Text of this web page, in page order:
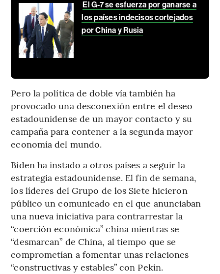
El G-7 se esfuerza por ganarse a
los países indecisos cortejados
por China y Rusia
Pero la política de doble vía también ha
provocado una desconexión entre el deseo
estadounidense de un mayor contacto y su
campaña para contener a la segunda mayor
economía del mundo.
Biden ha instado a otros países a seguir la
estrategia estadounidense. El fin de semana,
los líderes del Grupo de los Siete hicieron
público un comunicado en el que anunciaban
una nueva iniciativa para contrarrestar la
“coerción económica” china mientras se
“desmarcan” de China, al tiempo que se
comprometían a fomentar unas relaciones
“constructivas y estables” con Pekín.